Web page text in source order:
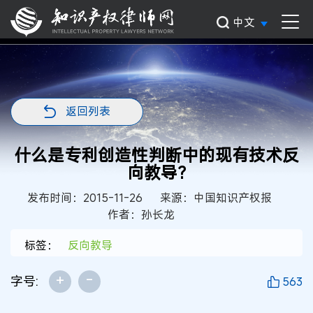
中文
返回列表
什么是专利创造性判断中的现有技术反
向教导?
发布时间：2015-11-26
来源：中国知识产权报
作者：孙长龙
标签：
反向教导
字号: + - 563